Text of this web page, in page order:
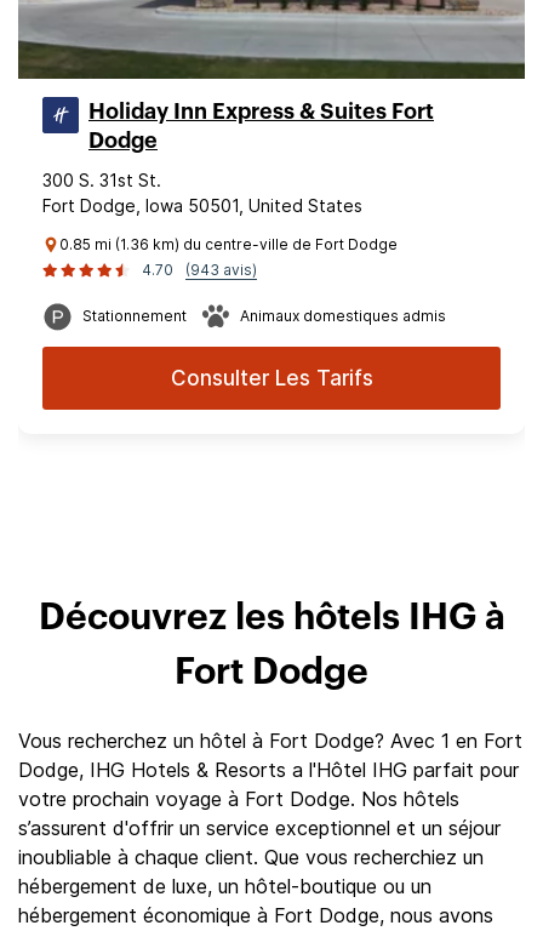
Holiday Inn Express & Suites Fort
Dodge
300 S. 31st St.
Fort Dodge, Iowa 50501, United States
0.85 mi (1.36 km) du centre-ville de Fort Dodge
4.70
(943 avis)
Stationnement Animaux domestiques admis
Consulter Les Tarifs
Découvrez les hôtels IHG à
Fort Dodge
Vous recherchez un hôtel à Fort Dodge? Avec 1 en Fort
Dodge, IHG Hotels & Resorts a l'Hôtel IHG parfait pour
votre prochain voyage à Fort Dodge. Nos hôtels
s’assurent d'offrir un service exceptionnel et un séjour
inoubliable à chaque client. Que vous recherchiez un
hébergement de luxe, un hôtel-boutique ou un
hébergement économique à Fort Dodge, nous avons